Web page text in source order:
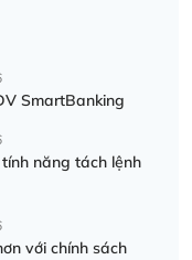
SmartBanking
năng tách lệnh
với chính sách